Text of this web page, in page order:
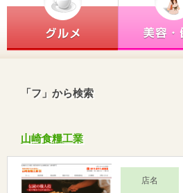
「フ」から検索
山崎食糧工業
店名